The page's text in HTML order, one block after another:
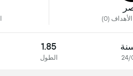
24/
1.85
الطول